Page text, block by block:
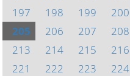
197
198 199 200
205
206 207 208
213
214 215 216
221
222 223 224